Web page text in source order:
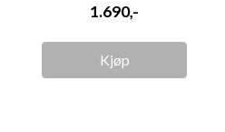
1.690,-
Kjøp